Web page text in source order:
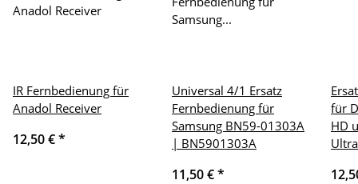
IR Fernbedienung für
Anadol Receiver
12,50 €*
Universal 4/1 Ersatz
Fernbedienung für
Samsung BN59-01303A
| BN5901303A
11,50 €*
für
HD